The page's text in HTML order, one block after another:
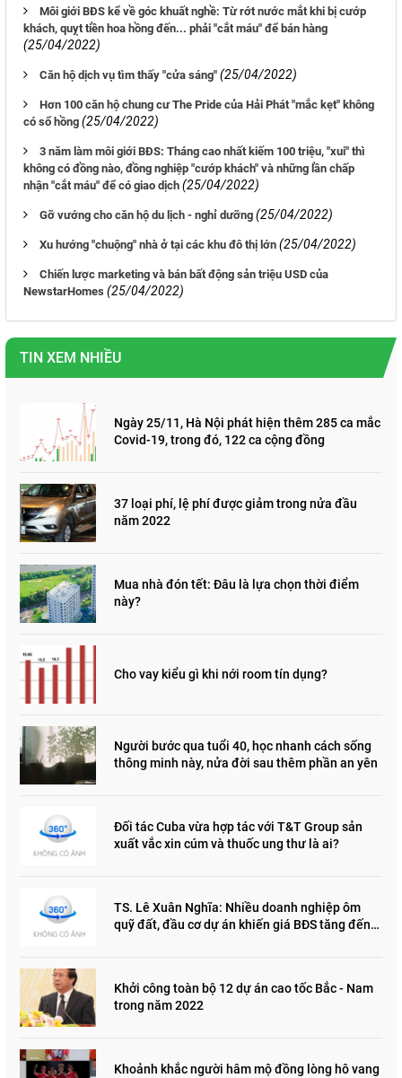
Môi giới BĐS kể về góc khuất nghề: Từ rớt nước mắt khi bị cướp
khách, quỵt tiền hoa hồng đến... phải "cắt máu" để bán hàng
(25/04/2022)
Căn hộ dịch vụ tìm thấy "cửa sáng" (25/04/2022)
Hơn 100 căn hộ chung cư The Pride của Hải Phát "mắc kẹt" không
có sổ hồng (25/04/2022)
3 năm làm môi giới BĐS: Tháng cao nhất kiếm 100 triệu, "xui" thì
không có đồng nào, đồng nghiệp "cướp khách" và những lần chấp
nhận "cắt máu" để có giao dịch (25/04/2022)
Gỡ vướng cho căn hộ du lịch - nghỉ dưỡng (25/04/2022)
Xu hướng "chuộng" nhà ở tại các khu đô thị lớn (25/04/2022)
Chiến lược marketing và bán bất động sản triệu USD của
NewstarHomes (25/04/2022)
TIN XEM NHIỀU
Ngày 25/11, Hà Nội phát hiện thêm 285 ca mắc
Covid-19, trong đó, 122 ca cộng đồng
37 loại phí, lệ phí được giảm trong nửa đầu
năm 2022
Mua nhà đón tết: Đâu là lựa chọn thời điểm
này?
Cho vay kiểu gì khi nới room tín dụng?
Người bước qua tuổi 40, học nhanh cách sống
thông minh này, nửa đời sau thêm phần an yên
Đối tác Cuba vừa hợp tác với T&T Group sản
xuất vắc xin cúm và thuốc ung thư là ai?
TS. Lê Xuân Nghĩa: Nhiều doanh nghiệp ôm
quỹ đất, đầu cơ dự án khiến giá BĐS tăng đến
Khởi công toàn bộ 12 dự án cao tốc Bắc - Nam
trong năm 2022
Khoảnh khắc người hâm mộ đồng lòng hô vang